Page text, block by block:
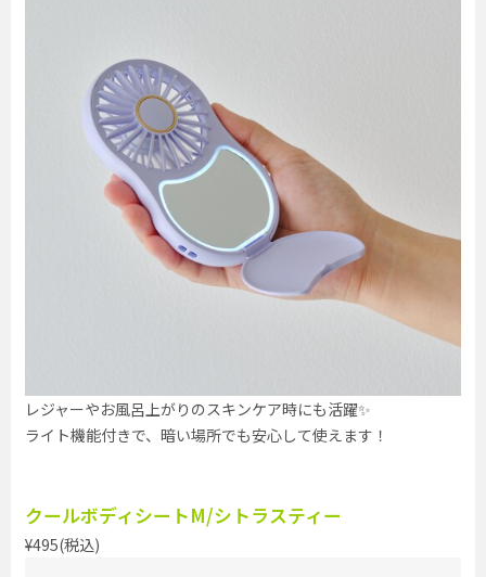
レジャーやお風呂上がりのスキンケア時にも活躍✨
ライト機能付きで、暗い場所でも安心して使えます！
クールボディシートM/シトラスティー
¥495(税込)